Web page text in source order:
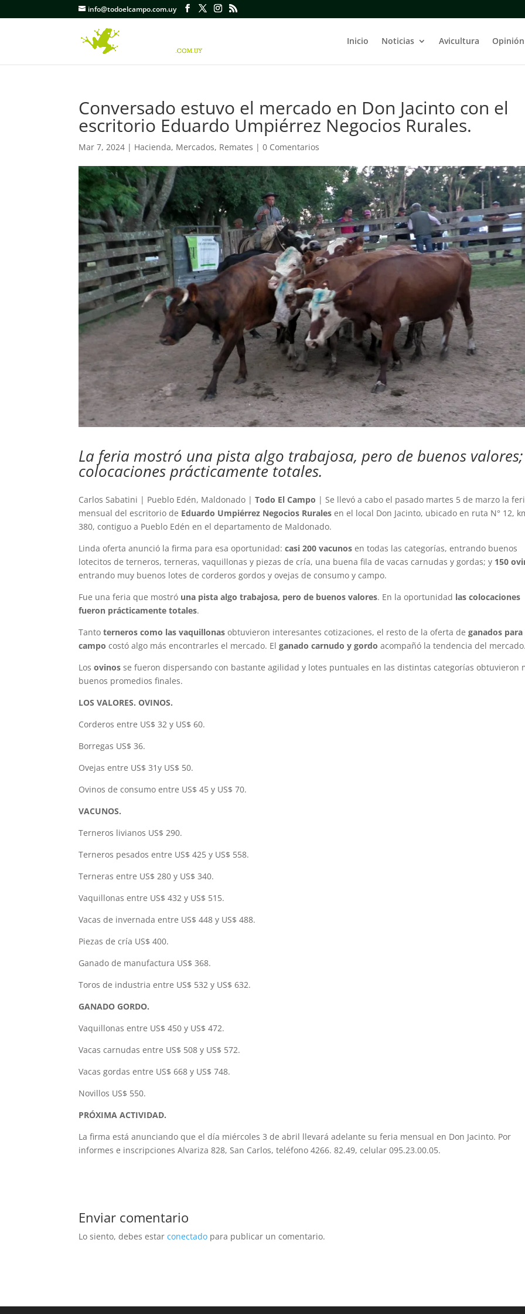
info@todoelcampo.com.uy
Inicio Noticias Avicultura Opinión
Conversado estuvo el mercado en Don Jacinto con el
escritorio Eduardo Umpiérrez Negocios Rurales.
Mar 7, 2024 | Hacienda, Mercados, Remates |0 Comentarios
La feria mostró una pista algo trabajosa, pero de buenos valores;
colocaciones prácticamente totales.
Carlos Sabatini | Pueblo Edén, Maldonado |Todo El Campo | Se llevó a cabo el pasado martes 5 de marzo la
mensual del escritorio de Eduardo Umpiérrez Negocios Rurales en el local Don Jacinto, ubicado en ruta N° 12,
380, contiguo a Pueblo Edén en el departamento de Maldonado.
Linda oferta anunció la firma para esa oportunidad:casi 200 vacunos en todas las categorías, entrando buenos
lotecitos de terneros, terneras, vaquillonas y piezas de cría, una buena fila de vacas carnudas y gordas; y 150
entrando muy buenos lotes de corderos gordos y ovejas de consumo y campo.
Fue una feria que mostró una pista algo trabajosa, pero de buenos valores. En la oportunidad las colocaciones
fueron prácticamente totales.
Tantoterneros como las vaquillonas obtuvieron interesantes cotizaciones, el resto de la oferta deganados para
campo costó algo más encontrarles el mercado. Elganado carnudo y gordo acompañó la tendencia del
Losovinos se fueron dispersando con bastante agilidad y lotes puntuales en las distintas categorías obtuvieron
buenos promedios finales.
LOS VALORES. OVINOS.
Corderos entre US$ 32 y US$ 60.
Borregas US$ 36.
Ovejas entre US$ 31y US$ 50.
Ovinos de consumo entre US$ 45 y US$ 70.
VACUNOS.
Terneros livianos US$ 290.
Terneros pesados entre US$ 425 y US$ 558.
Terneras entre US$ 280 y US$ 340.
Vaquillonas entre US$ 432 y US$ 515.
Vacas de invernada entre US$ 448 y US$ 488.
Piezas de cría US$ 400.
Ganado de manufactura US$ 368.
Toros de industria entre US$ 532 y US$ 632.
GANADO GORDO.
Vaquillonas entre US$ 450 y US$ 472.
Vacas carnudas entre US$ 508 y US$ 572.
Vacas gordas entre US$ 668 y US$ 748.
Novillos US$ 550.
PRÓXIMA ACTIVIDAD.
La firma está anunciando que el día miércoles 3 de abril llevará adelante su feria mensual en Don Jacinto. Por
informes e inscripciones Alvariza 828, San Carlos, teléfono 4266. 82.49, celular 095.23.00.05.
Enviar comentario
Lo siento, debes estarconectado para publicar un comentario.